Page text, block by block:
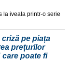
la iveala printr-o serie
pe piața
prețurilor
poate fi